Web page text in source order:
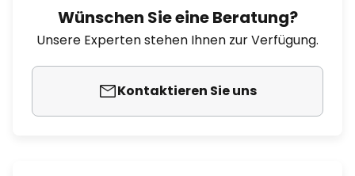
Wünschen Sie eine Beratung?
Unsere Experten stehen Ihnen zur Verfügung.
Kontaktieren Sie uns